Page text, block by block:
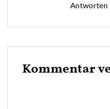
Antworten
Kommentar